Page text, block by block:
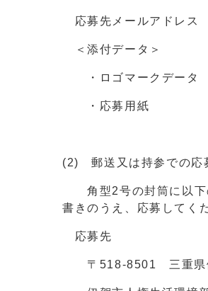
応募先メールアドレ
＜添付データ＞
・ロゴマークデータ
・応募用紙
(2) 郵送又は持参での応
角型2号の封筒に以下
書きのうえ、応募してく
応募先
〒518-8501 三重県伊